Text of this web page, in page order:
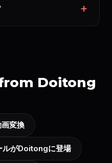
Doitong
変換
ルがDoitongに登場